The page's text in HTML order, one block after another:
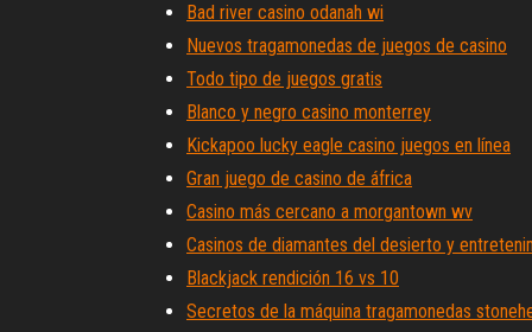
Bad river casino odanah wi
Nuevos tragamonedas de juegos de casino
Todo tipo de juegos gratis
Blanco y negro casino monterrey
Kickapoo lucky eagle casino juegos en línea
Gran juego de casino de áfrica
Casino más cercano a morgantown wv
Casinos de diamantes del desierto y
Blackjack rendición 16 vs 10
Secretos de la máquina tragamonedas